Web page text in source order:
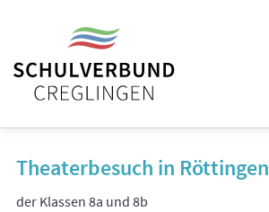
Theaterbesuch in Röttingen
der Klassen 8a und 8b